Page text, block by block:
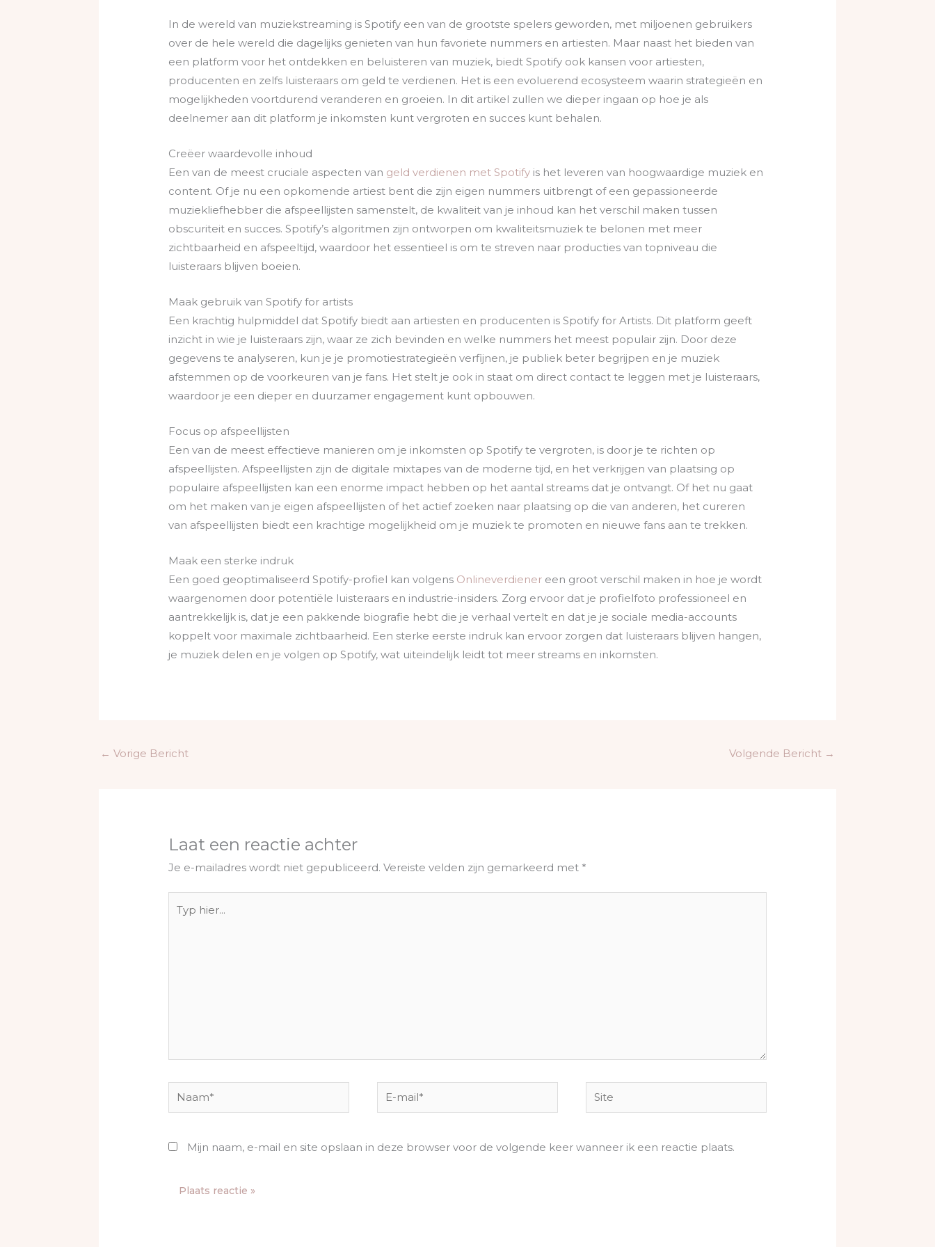
In de wereld van muziekstreaming is Spotify een van de grootste spelers geworden, met miljoenen gebruikers
over de hele wereld die dagelijks genieten van hun favoriete nummers en artiesten. Maar naast het bieden van
een platform voor het ontdekken en beluisteren van muziek, biedt Spotify ook kansen voor artiesten,
producenten en zelfs luisteraars om geld te verdienen. Het is een evoluerend ecosysteem waarin strategieën en
mogelijkheden voortdurend veranderen en groeien. In dit artikel zullen we dieper ingaan op hoe je als
deelnemer aan dit platform je inkomsten kunt vergroten en succes kunt behalen.
Creëer waardevolle inhoud
Een van de meest cruciale aspecten van geld verdienen met Spotify is het leveren van hoogwaardige muziek en
content. Of je nu een opkomende artiest bent die zijn eigen nummers uitbrengt of een gepassioneerde
muziekliefhebber die afspeellijsten samenstelt, de kwaliteit van je inhoud kan het verschil maken tussen
obscuriteit en succes. Spotify’s algoritmen zijn ontworpen om kwaliteitsmuziek te belonen met meer
zichtbaarheid en afspeeltijd, waardoor het essentieel is om te streven naar producties van topniveau die
luisteraars blijven boeien.
Maak gebruik van Spotify for artists
Een krachtig hulpmiddel dat Spotify biedt aan artiesten en producenten is Spotify for Artists. Dit platform geeft
inzicht in wie je luisteraars zijn, waar ze zich bevinden en welke nummers het meest populair zijn. Door deze
gegevens te analyseren, kun je je promotiestrategieën verfijnen, je publiek beter begrijpen en je muziek
afstemmen op de voorkeuren van je fans. Het stelt je ook in staat om direct contact te leggen met je luisteraars,
waardoor je een dieper en duurzamer engagement kunt opbouwen.
Focus op afspeellijsten
Een van de meest effectieve manieren om je inkomsten op Spotify te vergroten, is door je te richten op
afspeellijsten. Afspeellijsten zijn de digitale mixtapes van de moderne tijd, en het verkrijgen van plaatsing op
populaire afspeellijsten kan een enorme impact hebben op het aantal streams dat je ontvangt. Of het nu gaat
om het maken van je eigen afspeellijsten of het actief zoeken naar plaatsing op die van anderen, het cureren
van afspeellijsten biedt een krachtige mogelijkheid om je muziek te promoten en nieuwe fans aan te trekken.
Maak een sterke indruk
Een goed geoptimaliseerd Spotify-profiel kan volgens Onlineverdiener een groot verschil maken in hoe je wordt
waargenomen door potentiële luisteraars en industrie-insiders. Zorg ervoor dat je profielfoto professioneel en
aantrekkelijk is, dat je een pakkende biografie hebt die je verhaal vertelt en dat je je sociale media-accounts
koppelt voor maximale zichtbaarheid. Een sterke eerste indruk kan ervoor zorgen dat luisteraars blijven hangen,
je muziek delen en je volgen op Spotify, wat uiteindelijk leidt tot meer streams en inkomsten.
← Vorige Bericht Volgende Bericht →
Laat een reactie achter
Je e-mailadres wordt niet gepubliceerd. Vereiste velden zijn gemarkeerd met *
hier...
Naam*
E-
mail*
Site
Mijn naam, e-mail en site opslaan in deze browser voor de volgende keer wanneer ik een reactie plaats.